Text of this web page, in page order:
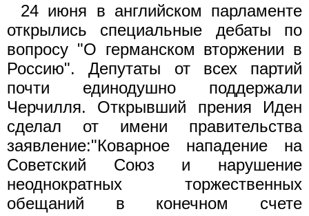
24 июня в английском парламенте
открылись специальные дебаты по
вопросу "О германском вторжении в
Россию". Депутаты от всех партий
почти единодушно поддержали
Черчилля. Открывший прения Иден
сделал от имени правительства
заявление:"Коварное нападение на
Советский Союз и нарушение
неоднократных торжественных
обещаний в конечном счете